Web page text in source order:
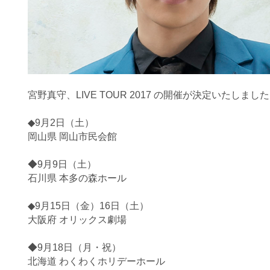
宮野真守、LIVE TOUR 2017 の開催が決定いたしまし
◆9月2日（土）
岡山県 岡山市民会館
◆9月9日（土）
石川県 本多の森ホール
◆9月15日（金）16日（土）
大阪府 オリックス劇場
◆9月18日（月・祝）
北海道 わくわくホリデーホール